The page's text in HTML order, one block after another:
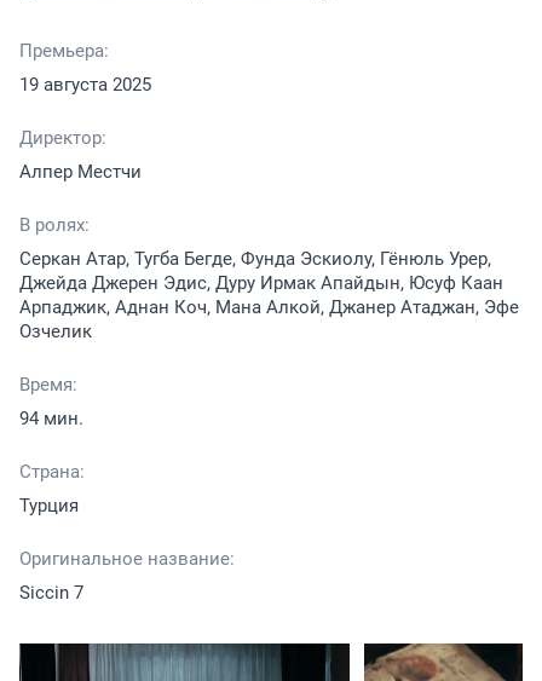
Премьера:
19 августа 2025
Директор:
Алпер Местчи
В ролях:
Серкан Атар, Тугба Бегде, Фунда Эскиолу, Гёнюль Урер,
Джейда Джерен Эдис, Дуру Ирмак Апайдын, Юсуф Каан
Арпаджик, Аднан Коч, Мана Алкой, Джанер Атаджан, Эфе
Озчелик
Время:
94 мин.
Страна:
Турция
Оригинальное название:
Siccin 7